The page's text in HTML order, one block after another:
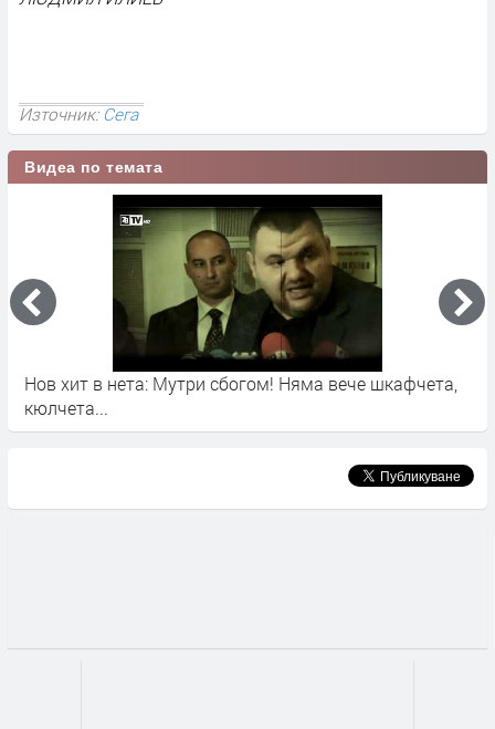
Източник:Сега
Видеа по темата
Нов хит в нета: Мутри сбогом! Няма вече шкафчета,
кюлчета...